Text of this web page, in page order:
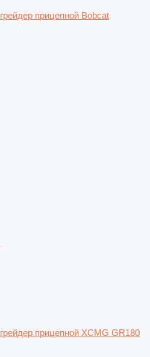
грейдер прицепной Bobcat
грейдер прицепной XCMG GR180